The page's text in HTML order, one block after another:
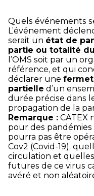
Quels événements
L’événement
serait un état de
partie ou totalité
l’OMS soit par un
référence, et qui
déclarer une
partielle d’un
durée précise dans
propagation de la
Remarque : CATEX
pour des
pourra pas être
Cov2 (Covid-19),
circulation et
futures de ce virus
avéré et non